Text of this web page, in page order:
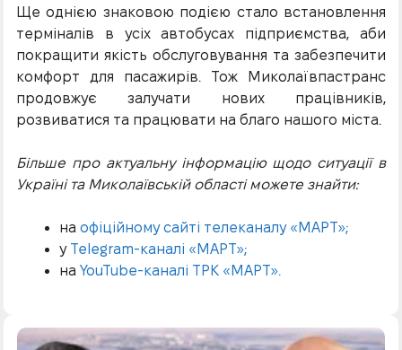
Ще однією знаковою подією стало встановлення
терміналів в усіх автобусах підприємства, аби
покращити якість обслуговування та забезпечити
комфорт для пасажирів. Тож Миколаївпастранс
продовжує залучати нових працівників,
розвиватися та працювати на благо нашого міста.
Більше про актуальну інформацію щодо ситуації в
Україні та Миколаївській області можете знайти:
на офіційному сайті телеканалу «МАРТ»;
у Telegram-каналі «МАРТ»;
на YouTube-каналі ТРК «МАРТ».